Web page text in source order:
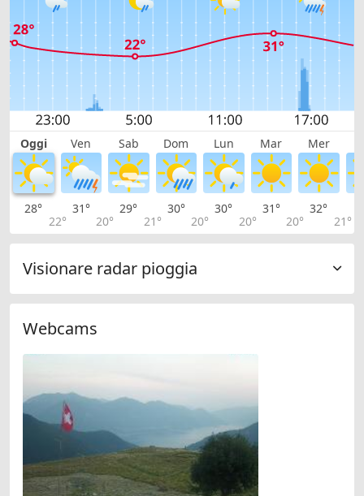
Oggi Ven Sab Dom Lun Mar Mer
28°
22°
31°
20°
29°
21°
30°
20°
30°
20°
31°
20°
32°
21°
Visionare radar pioggia
Webcams